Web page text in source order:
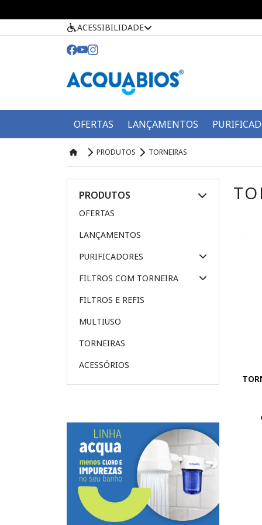
ACESSIBILIDADE
OFERTAS LANÇAMENTOS
PRODUTOS TORNEIRAS
PRODUTOS
OFERTAS
LANÇAMENTOS
PURIFICADORES
FILTROS COM TORNEIRA
FILTROS E REFIS
MULTIUSO
TORNEIRAS
ACESSÓRIOS